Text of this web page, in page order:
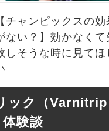
【チャンピックスの効
ない？】効かなくて
しそうな時に見てほ
ック（
験談